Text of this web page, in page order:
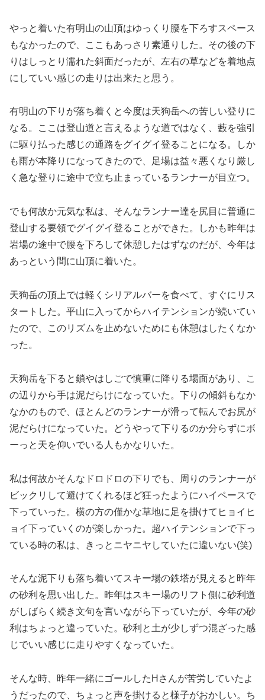
やっと着いた有明山の山頂はゆっくり腰を下ろすスペース
もなかったので、ここもあっさり素通りした。その後の下
りはしっとり濡れた斜面だったが、左右の草などを着地点
にしていい感じの走りは出来たと思う。
有明山の下りが落ち着くと今度は天狗岳への苦しい登りに
なる。ここは登山道と言えるような道ではなく、藪を強引
に駆り払った感じの通路をグイグイ登ることになる。しか
も雨が本降りになってきたので、足場は益々悪くなり厳し
く急な登りに途中で立ち止まっているランナーが目立つ。
でも何故か元気な私は、そんなランナー達を尻目に普通に
登山する要領でグイグイ登ることができた。しかも昨年は
岩場の途中で腰を下ろして休憩したはずなのだが、今年は
あっという間に山頂に着いた。
天狗岳の頂上では軽くシリアルバーを食べて、すぐにリス
タートした。平山に入ってからハイテンションが続いてい
たので、このリズムを止めないためにも休憩はしたくなか
った。
天狗岳を下ると鎖やはしごで慎重に降りる場面があり、こ
の辺りから手は泥だらけになっていた。下りの傾斜もなか
なかのもので、ほとんどのランナーが滑って転んでお尻が
泥だらけになっていた。どうやって下りるのか分らずにボ
ーっと天を仰いでいる人もかなりいた。
私は何故かそんなドロドロの下りでも、周りのランナーが
ビックリして避けてくれるほど狂ったようにハイペースで
下っていった。横の方の僅かな草地に足を掛けてヒョイヒ
ョイ下っていくのが楽しかった。超ハイテンションで下っ
ている時の私は、きっとニヤニヤしていたに違いない(笑)
そんな泥下りも落ち着いてスキー場の鉄塔が見えると昨年
の砂利を思い出した。昨年はスキー場のリフト側に砂利道
がしばらく続き文句を言いながら下っていたが、今年の砂
利はちょっと違っていた。砂利と土が少しずつ混ざった感
じでいい感じに走りやすくなっていた。
そんな時、昨年一緒にゴールしたHさんが苦労していたよ
うだったので、ちょっと声を掛けると様子がおかしい。ち